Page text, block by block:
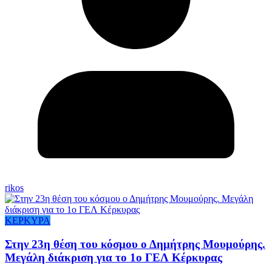
rikos
ΚΕΡΚΥΡΑ
Στην 23η θέση του κόσμου ο Δημήτρης Μουμούρης.
Μεγάλη διάκριση για το 1ο ΓΕΛ Κέρκυρας